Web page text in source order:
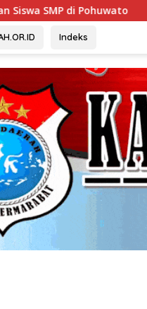
Canangkan HAN 2026,
Indeks